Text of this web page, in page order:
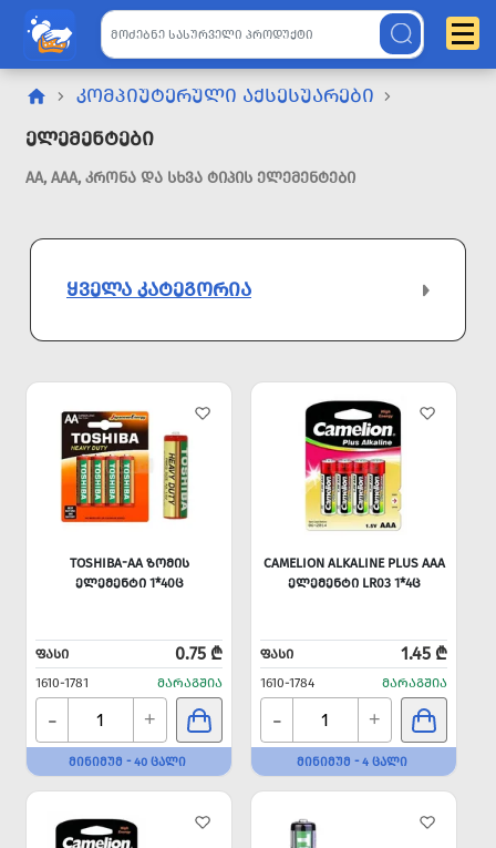
ᲙᲝᲛᲞᲘᲣᲢᲔᲠᲣᲚᲘ ᲐᲥᲡᲔᲡᲣᲐᲠᲔᲑᲘ
Ელემენტები
AA, AAA, ᲙᲠᲝᲜᲐ ᲓᲐ ᲡᲮᲕᲐ ᲢᲘᲞᲘᲡ ᲔᲚᲔᲛᲔᲜᲢᲔᲑᲘ
ᲧᲕᲔᲚᲐ ᲙᲐᲢᲔᲒᲝᲠᲘᲐ
TOSHIBA-AA ᲖᲝᲛᲘᲡ
ᲔᲚᲔᲛᲔᲜᲢᲘ 1*40Ც
ᲤᲐᲡᲘ 0.75 ₾
1610-1781 ᲛᲐᲠᲐᲒᲨᲘᲐ
- +
ᲛᲘᲜᲘᲛᲣᲛ - 40 ᲪᲐᲚᲘ
CAMELION ALKALINE PLUS AAA
ᲔᲚᲔᲛᲔᲜᲢᲘ LR03 1*4Ც
ᲤᲐᲡᲘ 1.45 ₾
1610-1784 ᲛᲐᲠᲐᲒᲨᲘᲐ
- +
ᲛᲘᲜᲘᲛᲣᲛ - 4 ᲪᲐᲚᲘ